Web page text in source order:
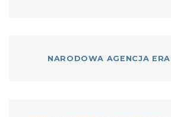
NARODOWA AGENCJA